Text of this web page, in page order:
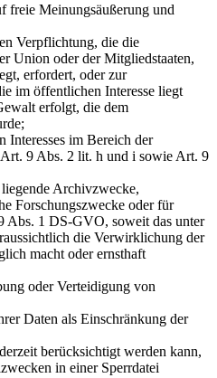
freie Meinungsäußerung und
Verpflichtung, die die
Union oder der Mitgliedstaaten,
erfordert, oder zur
im öffentlichen Interesse liegt
erfolgt, die dem
Interesses im Bereich der
9 Abs. 2 lit. h und i sowie Art. 9
Archivzwecke,
Forschungszwecke oder für
Abs. 1 DS-GVO, soweit das unter
die Verwirklichung der
macht oder ernsthaft
oder Verteidigung von
Daten als Einschränkung der
berücksichtigt werden kann,
in einer Sperrdatei